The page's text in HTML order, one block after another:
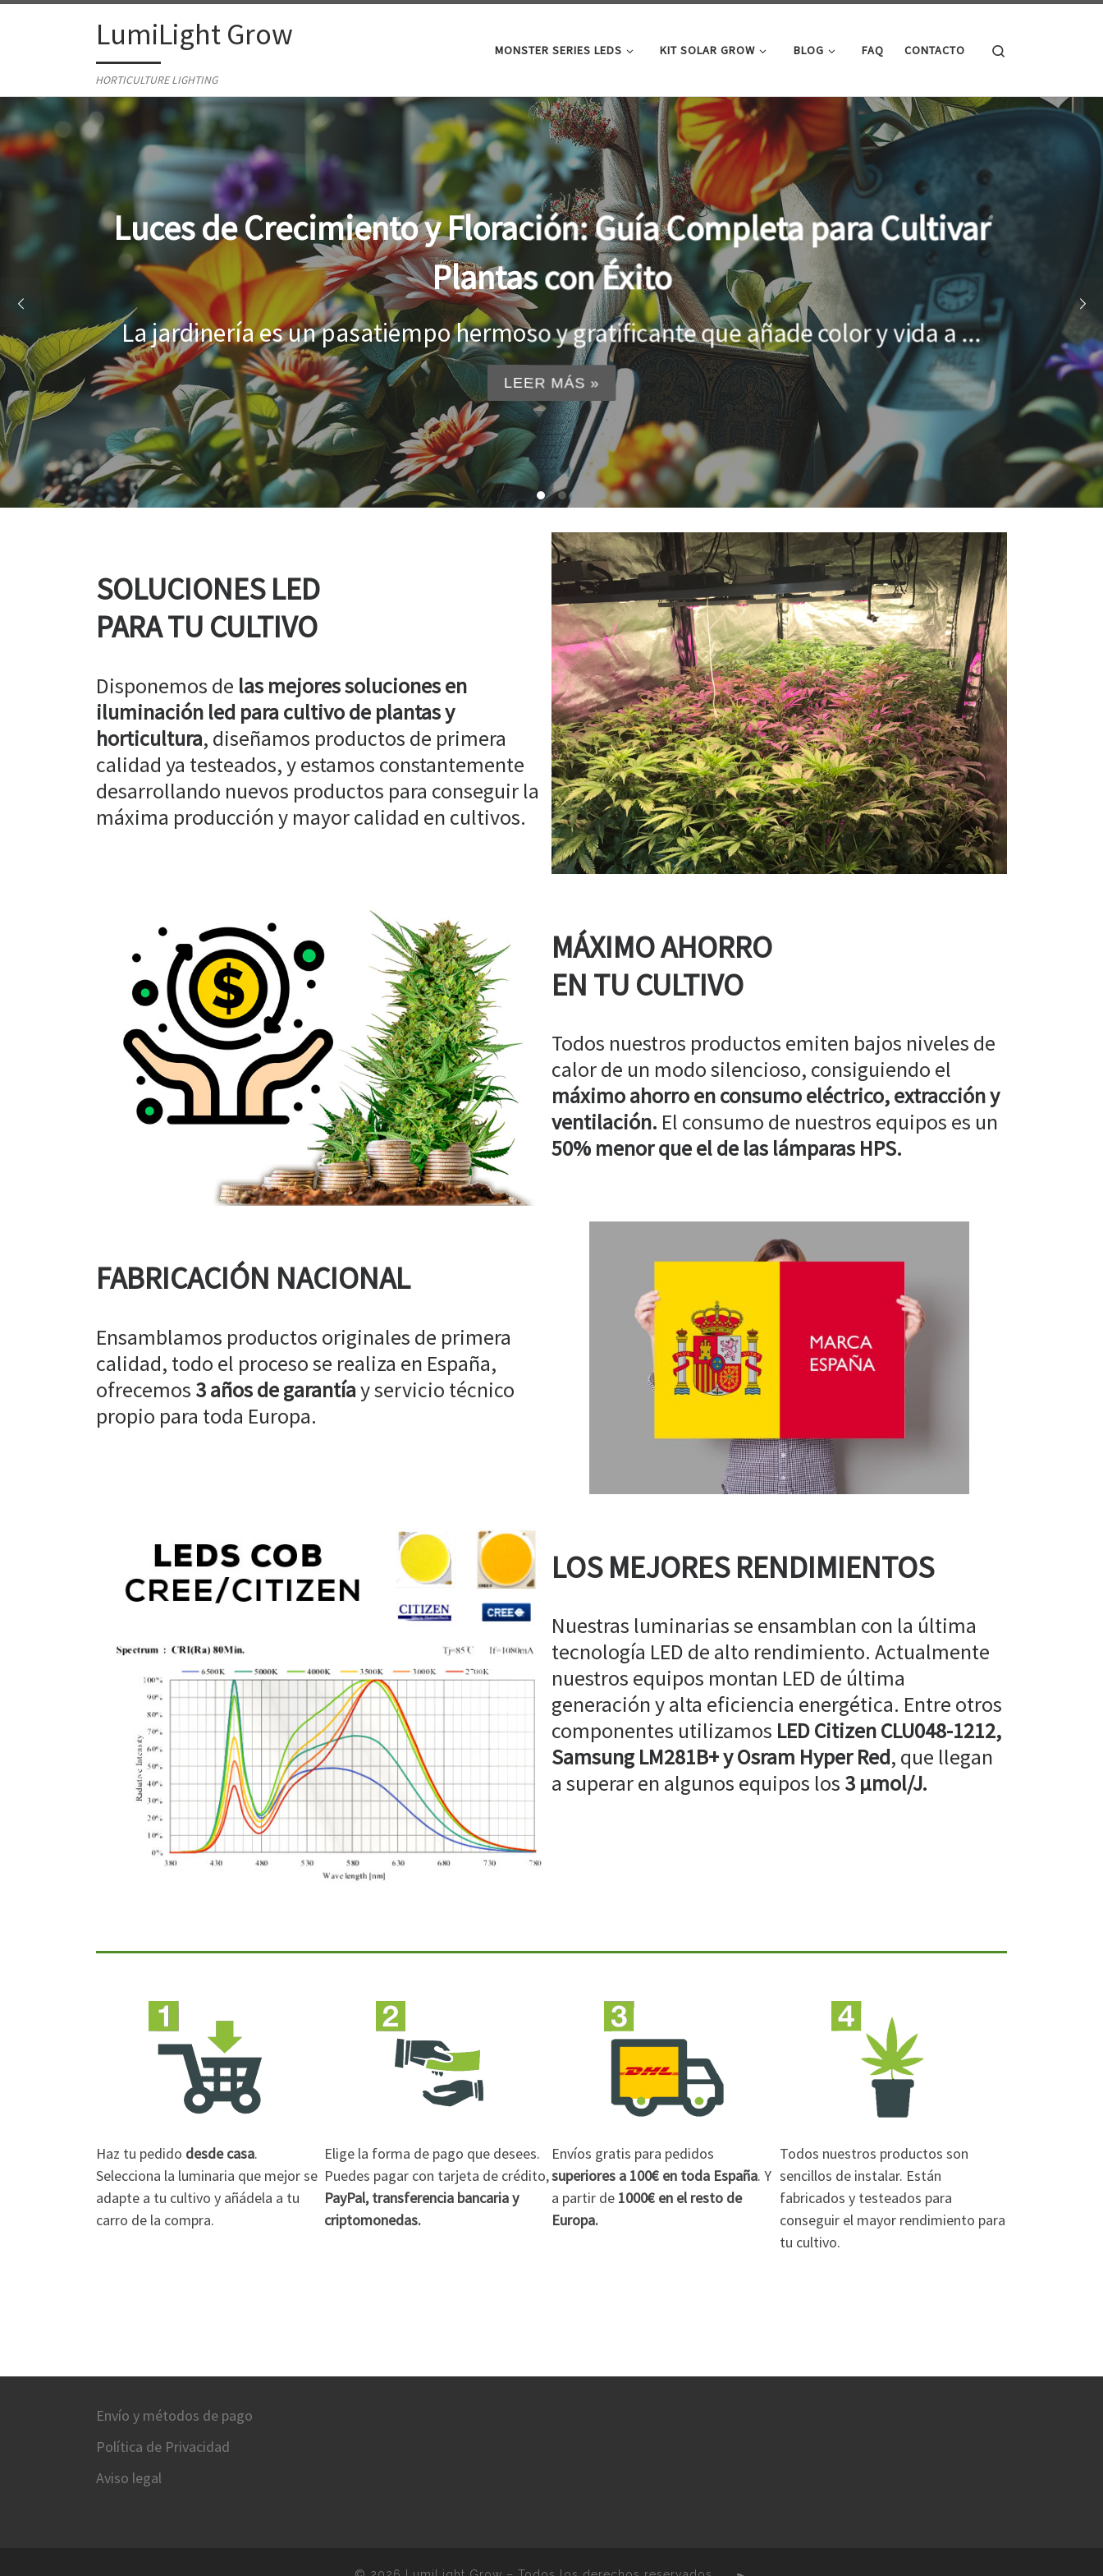
Skip to contentLumiLight Grow
HORTICULTURE LIGHTING
MONSTER SERIES LEDS KIT SOLAR GROW BLOG FAQ CONTACTO
Lámparas para indoor: la clave para un crecimiento óptimo de
tus plantas
Al cultivar plantas en el interior, es importante proporcionar el entorno adecuado
...
LEER MÁS »
SOLUCIONES LED
PARA TU CULTIVO
Disponemos de las mejores soluciones en
iluminación led para cultivo de plantas y
horticultura, diseñamos productos de primera
calidad ya testeados, y estamos constantemente
desarrollando nuevos productos para conseguir la
máxima producción y mayor calidad en cultivos.
MÁXIMO AHORRO
EN TU CULTIVO
Todos nuestros productos emiten bajos niveles de
calor de un modo silencioso, consiguiendo el
máximo ahorro en consumo eléctrico, extracción y
ventilación. El consumo de nuestros equipos es un
50% menor que el de las lámparas HPS.
FABRICACIÓN NACIONAL
Ensamblamos productos originales de primera
calidad, todo el proceso se realiza en España,
ofrecemos 3 años de garantíay servicio técnico
propio para toda Europa.
LOS MEJORES RENDIMIENTOS
Nuestras luminarias se ensamblan con la última
tecnología LED de alto rendimiento. Actualmente
nuestros equipos montan LED de última
generación y alta eficiencia energética. Entre otros
componentes utilizamos LED Citizen CLU048-1212,
Samsung LM281B+ y Osram Hyper Red, que llegan
a superar en algunos equipos los 3 µmol/J.
Haz tu pedido desde casa.
Selecciona la luminaria que mejor se
adapte a tu cultivo y añádela a tu
carro de la compra.
Elige la forma de pago que desees.
Puedes pagar con tarjeta de crédito,
PayPal, transferencia bancaria y
criptomonedas.
Envíos gratis para pedidos
superiores a 100€ en toda España. Y
a partir de 1000€ en el resto de
Europa.
Todos nuestros productos son
sencillos de instalar. Están
fabricados y testeados para
conseguir el mayor rendimiento para
tu cultivo.
Envío y métodos de pago
Política de Privacidad
Aviso legal